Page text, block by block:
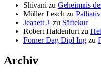
Shivani zu Geheimnis
Müller-Lesch zu
Jeanett J. zu Säftekur
Robert Haldenfurt zu
Forner Dag Dipl Ing zu
Archiv